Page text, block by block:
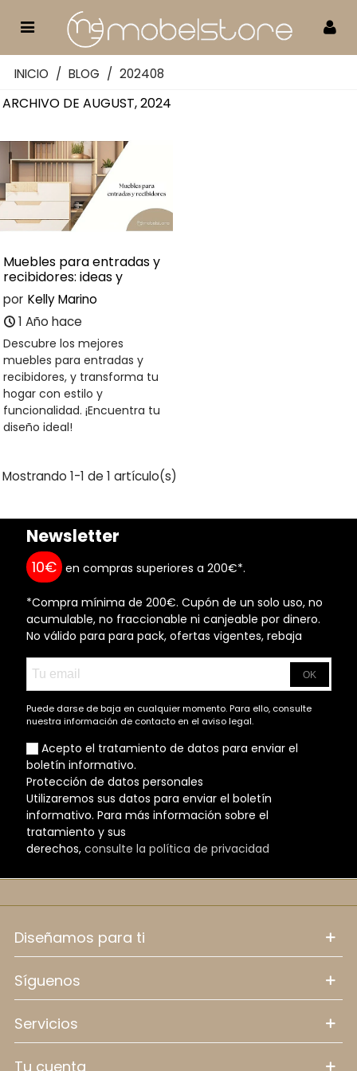
INICIO / BLOG / 202408
ARCHIVO DE AUGUST, 2024
Muebles para entradas y
recibidores: ideas y
consejos prácticos
por Kelly Marino
1 Año hace
Descubre los mejores
muebles para entradas y
recibidores, y transforma tu
hogar con estilo y
funcionalidad. ¡Encuentra tu
diseño ideal!
Mostrando 1-1 de 1 artículo(s)
Newsletter
10€ en compras superiores a 200€*.
*Compra mínima de 200€. Cupón de un solo uso, no
acumulable, no fraccionable ni canjeable por dinero.
No válido para para pack, ofertas vigentes, rebaja
OK
Puede darse de baja en cualquier momento. Para ello, consulte
nuestra información de contacto en el aviso legal.
Acepto el tratamiento de datos para enviar el
boletín informativo.
Protección de datos personales
Utilizaremos sus datos para enviar el boletín
informativo. Para más información sobre el
tratamiento y sus
derechos, consulte la política de privacidad
diseñamos para ti
síguenos
servicios
tu cuenta